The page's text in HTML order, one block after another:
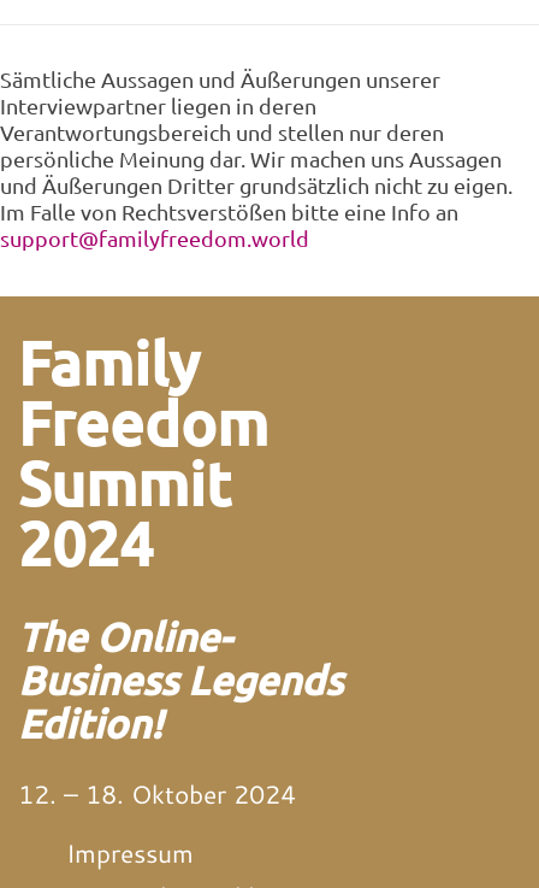
Sämtliche Aussagen und Äußerungen unserer
Interviewpartner liegen in deren
Verantwortungsbereich und stellen nur deren
persönliche Meinung dar. Wir machen uns Aussagen
und Äußerungen Dritter grundsätzlich nicht zu eigen.
Im Falle von Rechtsverstößen bitte eine Info an
support@familyfreedom.world
Family
Freedom
Summit
2024
The Online-
Business Legends
Edition!
12. – 18. Oktober 2024
Impressum